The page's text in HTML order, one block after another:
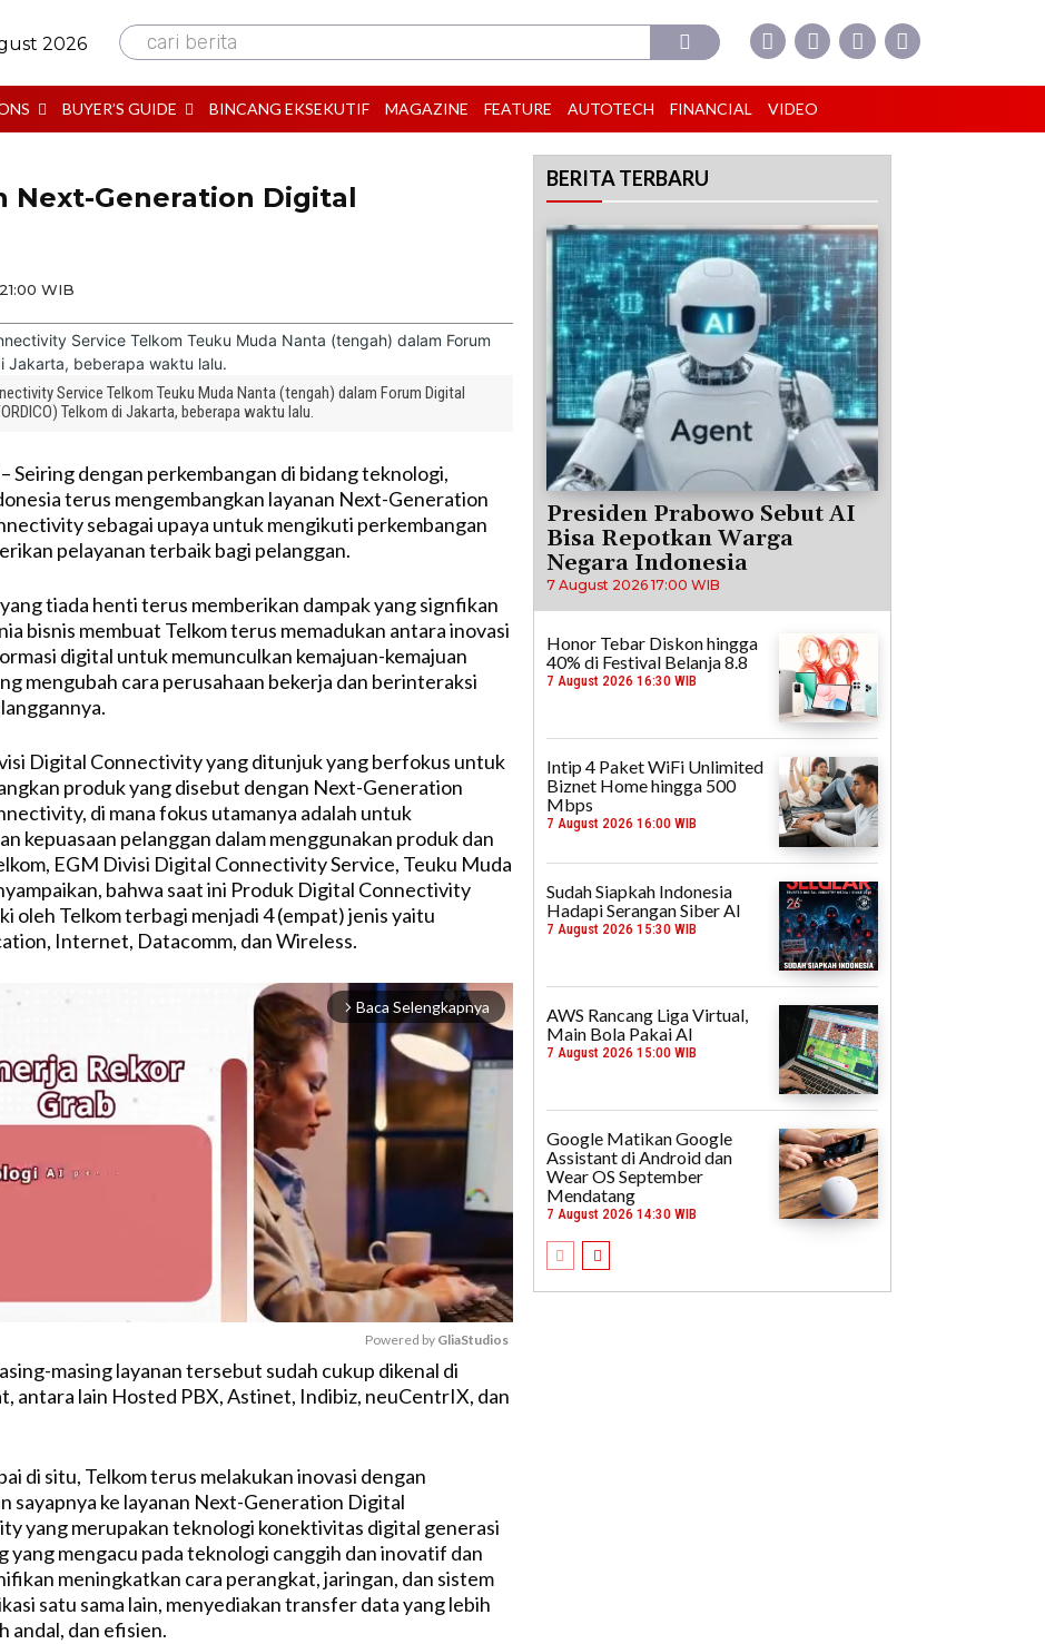
2026 cari berita
BUYER’S GUIDE BINCANG EKSEKUTIF MAGAZINE FEATURE AUTOTECH FINANCIAL VIDEO
Next-Generation Digital
WIB
Service Telkom Teuku Muda Nanta (tengah) dalam Forum Digital
Telkom di Jakarta, beberapa waktu lalu.
Seiring dengan perkembangan di bidang teknologi,
terus mengembangkan layanan Next-Generation
sebagai upaya untuk mengikuti perkembangan
pelayanan terbaik bagi pelanggan.
tiada henti terus memberikan dampak yang signfikan
bisnis membuat Telkom terus memadukan antara inovasi
digital untuk memunculkan kemajuan-kemajuan
mengubah cara perusahaan bekerja dan berinteraksi
Digital Connectivity yang ditunjuk yang berfokus untuk
produk yang disebut dengan Next-Generation
di mana fokus utamanya adalah untuk
kepuasaan pelanggan dalam menggunakan produk dan
EGM Divisi Digital Connectivity Service, Teuku Muda
bahwa saat ini Produk Digital Connectivity
oleh Telkom terbagi menjadi 4 (empat) jenis yaitu
Internet, Datacomm, dan Wireless.
arrow_forward_ios Baca Selengkapnya
M
e
Powered by GliaStudios
masing layanan tersebut sudah cukup dikenal di
antara lain Hosted PBX, Astinet, Indibiz, neuCentrIX, dan
di situ, Telkom terus melakukan inovasi dengan
sayapnya ke layanan Next-Generation Digital
yang merupakan teknologi konektivitas digital generasi
yang mengacu pada teknologi canggih dan inovatif dan
meningkatkan cara perangkat, jaringan, dan sistem
satu sama lain, menyediakan transfer data yang lebih
andal, dan efisien.
BERITA TERBARU
Presiden Prabowo Sebut AI
Bisa Repotkan Warga
Negara Indonesia
7 August 2026 17:00 WIB
Honor Tebar Diskon hingga
40% di Festival Belanja 8.8
7 August 2026 16:30 WIB
Intip 4 Paket WiFi Unlimited
Biznet Home hingga 500
Mbps
7 August 2026 16:00 WIB
Sudah Siapkah Indonesia
Hadapi Serangan Siber AI
7 August 2026 15:30 WIB
AWS Rancang Liga Virtual,
Main Bola Pakai AI
7 August 2026 15:00 WIB
Google Matikan Google
Assistant di Android dan
Wear OS September
Mendatang
7 August 2026 14:30 WIB